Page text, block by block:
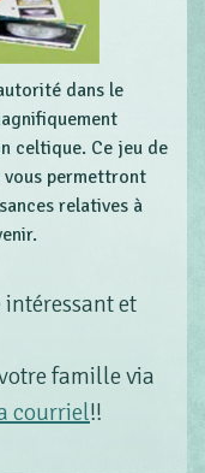
dans le
celtique. Ce jeu de
vous permettront
relatives à
et
famille via
courriel!!